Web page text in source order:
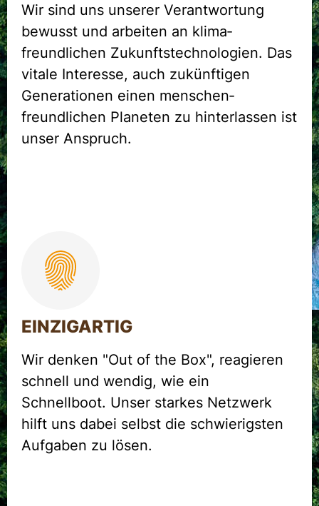
Wir sind uns unserer Verantwortung
bewusst und arbeiten an klima­
freundlichen Zukunftstechnologien. Das
vitale Interesse, auch zukünftigen
Generationen einen menschen­
freundlichen Planeten zu hinterlassen ist
unser Anspruch.
EINZIGARTIG
Wir denken "Out of the Box", reagieren
schnell und wendig, wie ein
Schnellboot. Unser starkes Netzwerk
hilft uns dabei selbst die schwierigsten
Aufgaben zu lösen.